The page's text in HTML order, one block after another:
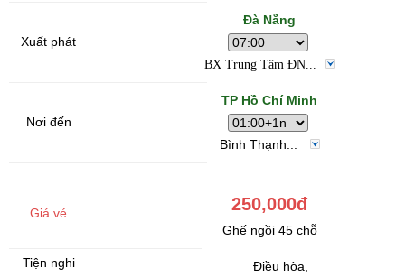
Đà Nẵng
BX Trung Tâm ĐN...
TP Hồ Chí Minh
Bình Thạnh...
250,000đ
Ghế ngồi 45 chỗ
Điều hòa,